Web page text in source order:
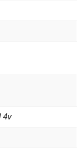
4v